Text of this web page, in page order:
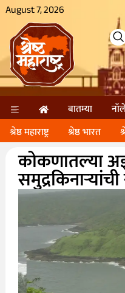
August 7, 2026
बातम्या
श्रेष्ठ महाराष्ट्र
श्रेष्ठ भारत
कोकणातल्या